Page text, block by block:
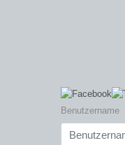
Benutzername